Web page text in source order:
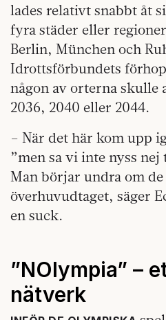
lades relativt snabbt åt
fyra städer eller
Berlin, München och
Idrottsförbundets
någon av orterna skulle
2036, 2040 eller 2044.
– När det här kom upp
”men sa vi inte nyss
Man börjar undra om
överhuvudtaget, säger
en suck.
”NOlympia” –
nätverk